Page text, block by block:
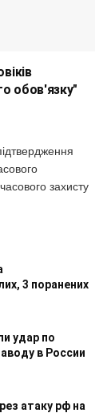
обов'язку"
захисту
3 поранених
удар по
в России
атаку рф на